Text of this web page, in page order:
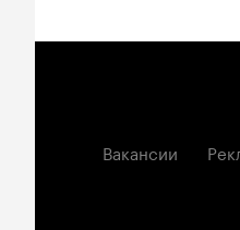
Вакансии